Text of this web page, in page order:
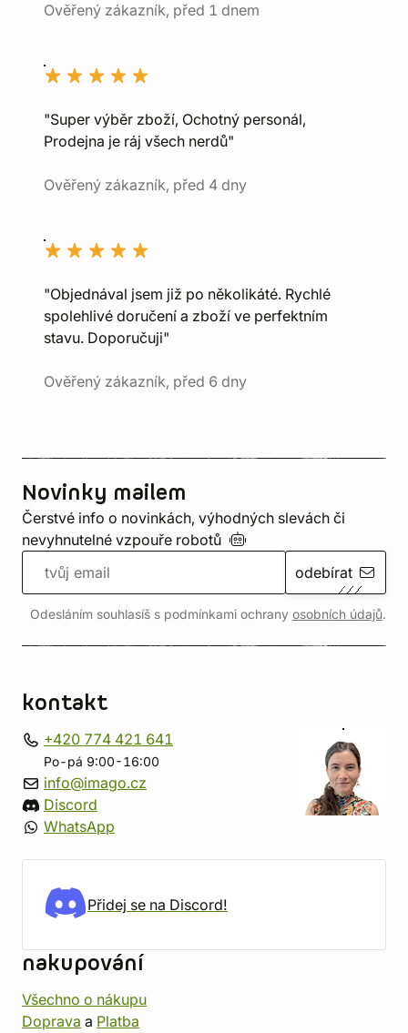
Ověřený zákazník, před 1 dnem
"Super výběr zboží, Ochotný personál,
Prodejna je ráj všech nerdů"
Ověřený zákazník, před 4 dny
"Objednával jsem již po několikáté. Rychlé
spolehlivé doručení a zboží ve perfektním
stavu. Doporučuji"
Ověřený zákazník, před 6 dny
Novinky mailem
Čerstvé info o novinkách, výhodných slevách či
nevyhnutelné vzpouře robotů
odebírat
Odesláním souhlasíš s podmínkami ochrany osobních údajů.
kontakt
+420 774 421 641
Po-pá 9:00-16:00
info@imago.cz
Discord
WhatsApp
Přidej se na Discord!
nakupování
Všechno o nákupu
Doprava a Platba